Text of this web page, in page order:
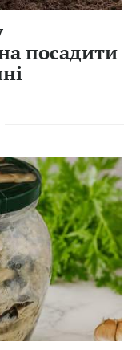
посадити